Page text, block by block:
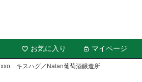
お気に入り マイページ
xxo キスハグ／Natan葡萄酒醸造所